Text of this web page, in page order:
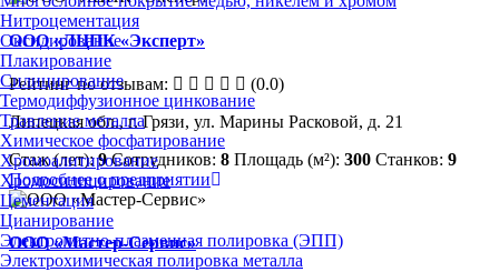
Нитроцементация
Оксидирование
Плакирование
Силицирование
Термодиффузионное цинкование
Травление металла
Химическое фосфатирование
Хромоалитирование
Хромосилицирование
Цементация
Цианирование
Электролитно-плазменная полировка (ЭПП)
Электрохимическая полировка металла
ООО «ЛЦПК «Эксперт»
Рейтинг по отзывам:
(0.0)
Липецкая обл., г. Грязи, ул. Марины Расковой, д. 21
Стаж (лет):9 Сотрудников: 8 Площадь (м²): 300 Станков: 9
Подробнее о предприятии
ООО «Мастер-Сервис»